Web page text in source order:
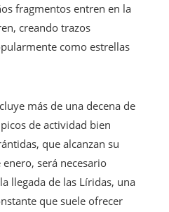
fragmentos entren en la
creando trazos
como estrellas
más de una decena de
de actividad bien
que alcanzan su
será necesario
llegada de las Líridas, una
que suele ofrecer